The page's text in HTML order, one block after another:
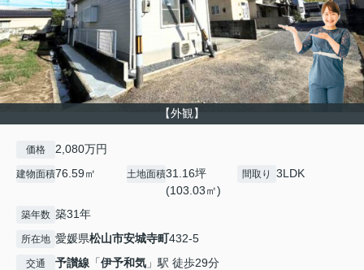
【外観】
価格 2,080万円
建物面積76.59㎡ 土地面積31.16坪
(103.03㎡)
間取り 3LDK
築年数 築31年
所在地 愛媛県松山市安城寺町432-5
交通 予讃線 「伊予和気 」駅 徒歩29分